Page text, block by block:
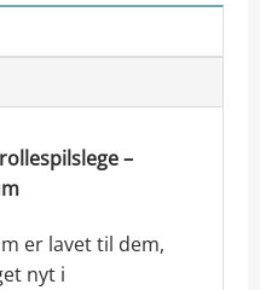
–
er lavet til dem,
nyt i